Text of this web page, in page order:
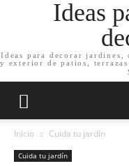
Ideas
Ideas para decorar
y exterior de patios,
Inicio Cuida tu jardín
Cuida tu jardín